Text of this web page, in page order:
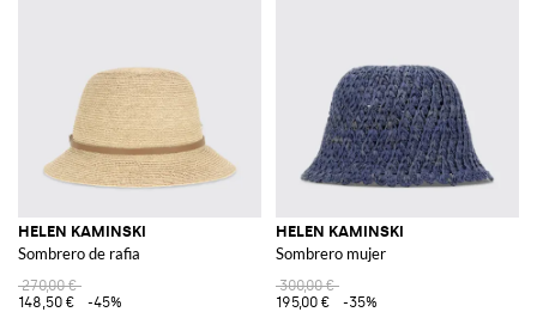
HELEN KAMINSKI
Sombrero de rafia
270,00 €
148,50 €
-45%
HELEN KAMINSKI
Sombrero mujer
300,00 €
195,00 €
-35%